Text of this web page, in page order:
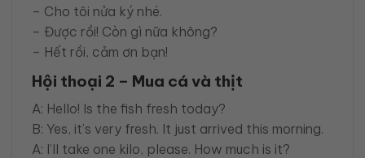
– Cho tôi nửa ký nhé.
– Được rồi! Còn gì nữa không?
– Hết rồi, cảm ơn bạn!
Hội thoại 2 – Mua cá và thịt
A: Hello! Is the fish fresh today?
B: Yes, it’s very fresh. It just arrived this morning.
A: I’ll take one kilo, please. How much is it?